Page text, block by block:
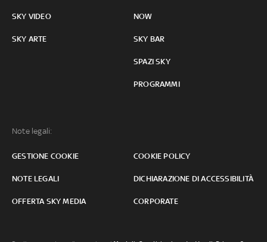
SKY VIDEO
SKY ARTE
NOW
SKY BAR
SPAZI SKY
PROGRAMMI
Note legali:
GESTIONE COOKIE COOKIE POLICY
NOTE LEGALI DICHIARAZIONE DI ACCESSIBILITÀ
OFFERTA SKY MEDIA CORPORATE